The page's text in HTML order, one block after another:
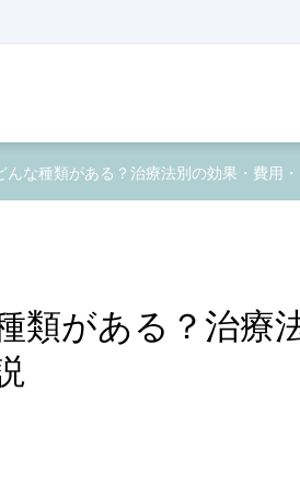
んな種類がある？治療法別の効果・費用
類がある？治療